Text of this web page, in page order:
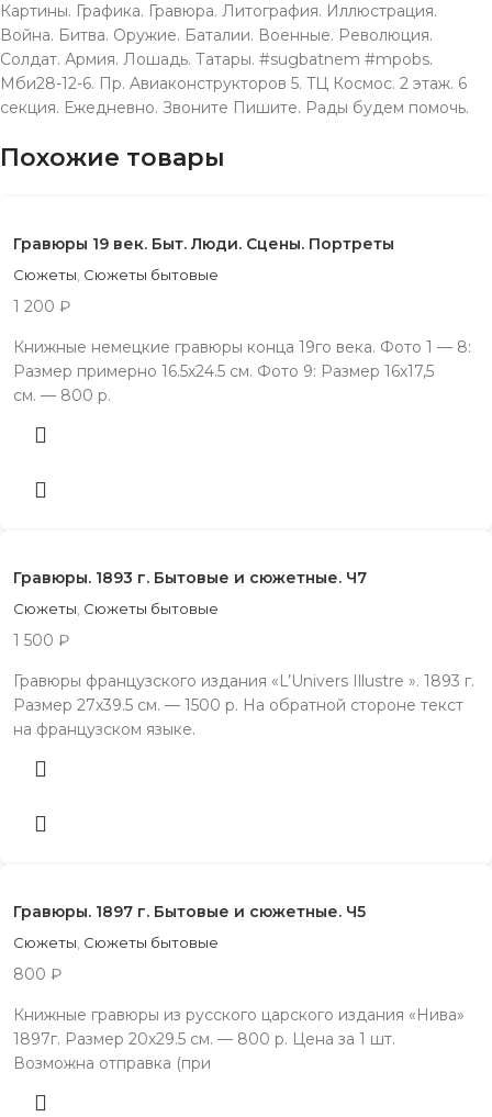
Картины. Графика. Гравюра. Литография. Иллюстрация.
Война. Битва. Оружие. Баталии. Военные. Революция.
Солдат. Армия. Лошадь. Татары. #sugbatnem #mpobs.
Мби28-12-6. Пр. Aвиаконструкторов 5. TЦ Космос. 2 этаж. 6
секция. Ежeдневно. Звонитe Пишите. Рады будeм помочь.
Похожие товары
Гравюры 19 век. Быт. Люди. Сцены. Портреты
Сюжеты Сюжеты бытовые
1 200 ₽
Книжные немецкие гравюры конца 19го века. Фото 1 — 8:
Размер примерно 16.5х24.5 см. Фото 9: Размер 16х17,5
см. — 800 р.
Гравюры. 1893 г. Бытовые и сюжетные. Ч7
Сюжеты Сюжеты бытовые
1 500 ₽
Гравюры французского издания «L’Univers Illustre ». 1893 г.
Размер 27х39.5 см. — 1500 р. На обратной стороне текст
на французском языке.
Гравюры. 1897 г. Бытовые и сюжетные. Ч5
Сюжеты Сюжеты бытовые
800 ₽
Книжные гравюры из русского царского издания «Нива»
1897г. Размер 20х29.5 см. — 800 р. Цена за 1 шт.
Возможна отправка (при